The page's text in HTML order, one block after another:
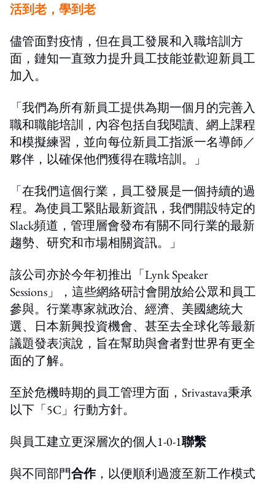
活到老，學到老
儘管面對疫情，但在員工發展和入職培訓方
面，鏈知一直致力提升員工技能並歡迎新員工
加入。
「我們為所有新員工提供為期一個月的完善入
職和職能培訓，內容包括自我閱讀、網上課程
和模擬練習，並向每位新員工指派一名導師／
夥伴，以確保他們獲得在職培訓。」
「在我們這個行業，員工發展是一個持續的過
程。為使員工緊貼最新資訊，我們開設特定的
Slack頻道，管理層會發布有關不同行業的最新
趨勢、研究和市場相關資訊。」
該公司亦於今年初推出「Lynk Speaker
Sessions」，這些網絡研討會開放給公眾和員工
參與。行業專家就政治、經濟、美國總統大
選、日本新興投資機會、甚至去全球化等最新
議題發表演說，旨在幫助與會者對世界有更全
面的了解。
至於危機時期的員工管理方面，Srivastava秉承
以下「5C」行動方針。
與員工建立更深層次的個人1-0-1聯繫
與不同部門合作，以便順利過渡至新工作模式